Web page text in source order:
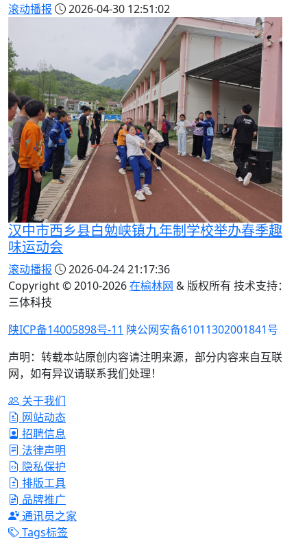
滚动播报 2026-04-30 12:51:02
汉中市西乡县白勉峡镇九年制学校举办春季趣
味运动会
滚动播报
2026-04-24 21:17:36
Copyright © 2010-2026在榆林网 & 版权所有 技术支持：
三体科技
陕ICP备14005898号-11 陕公网安备61011302001841号
声明：转载本站原创内容请注明来源，部分内容来自互联
网，如有异议请联系我们处理！
关于我们
网站动态
招聘信息
法律声明
隐私保护
排版工具
品牌推广
通讯员之家
Tags标签